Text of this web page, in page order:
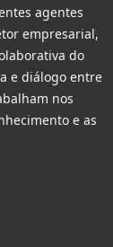
agentes
empresarial,
do
e diálogo entre
nos
e as